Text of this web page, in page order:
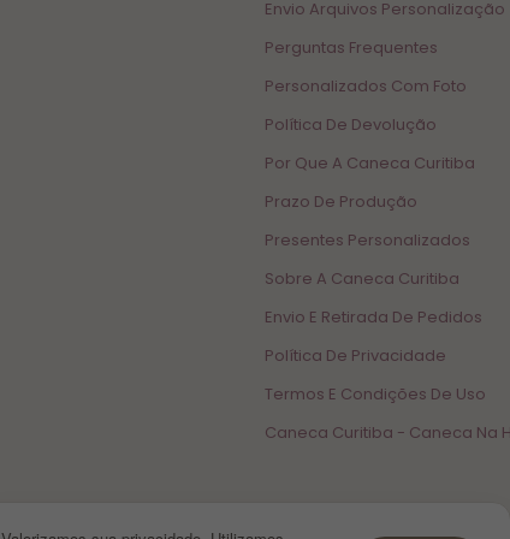
Envio Arquivos Personalização
Perguntas Frequentes
Personalizados Com Foto
Política De Devolução
Por Que A Caneca Curitiba
Prazo De Produção
Presentes Personalizados
Sobre A Caneca Curitiba
Envio E Retirada De Pedidos
Política De Privacidade
Termos E Condições De Uso
Caneca Curitiba - Caneca Na